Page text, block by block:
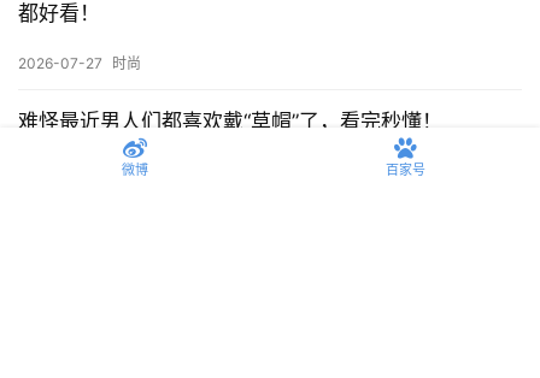
都好看！
2026-07-27 时尚
难怪最近男人们都喜欢戴“草帽”了，看完秒懂！
时尚
微博 百家号